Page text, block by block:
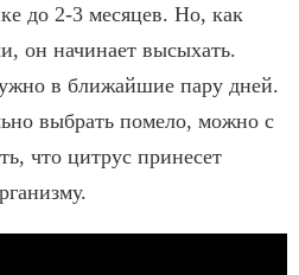
до 2-3 месяцев. Но, как
он начинает высыхать.
в ближайшие пару дней.
выбрать помело, можно с
что цитрус принесет